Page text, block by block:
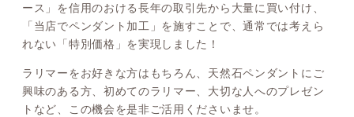
ース」を信用のおける長年の取引先から大量に買い付け、
「当店でペンダント加工」を施すことで、通常では考えら
れない「特別価格」を実現しました！
ラリマーをお好きな方はもちろん、天然石ペンダントにご
興味のある方、初めてのラリマー、大切な人へのプレゼン
トなど、この機会を是非ご活用くださいませ。